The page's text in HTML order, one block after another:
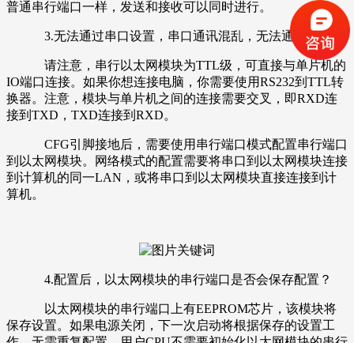
普通串行端口一样，发送和接收可以同时进行。
3.无法通过串口设置，串口通讯混乱，无法通讯
请注意，串行以太网模块为TTL级，可直接与单片机的
IO端口连接。如果你想连接电脑，你需要使用RS232到TTL转
换器。注意，模块与单片机之间的连接需要交叉，即RXD连
接到TXD，TXD连接到RXD。
CFG引脚接地后，需要使用串行端口模式配置串行端口
到以太网模块。网络模式的配置需要将串口到以太网模块连接
到计算机的同一LAN，或将串口到以太网模块直接连接到计
算机。
4.配置后，以太网模块的串行端口是否会保存配置？
以太网模块的串行端口上有EEPROM芯片，该模块将
保存设置。如果电源关闭，下一次启动将根据保存的设置工